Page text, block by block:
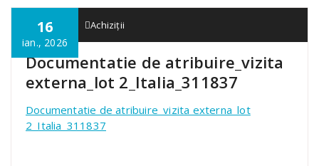
16
ian., 2026
admin01 Achiziții
Documentatie de atribuire_vizita
externa_lot 2_Italia_311837
Documentatie de atribuire_vizita externa_lot
2_Italia_311837